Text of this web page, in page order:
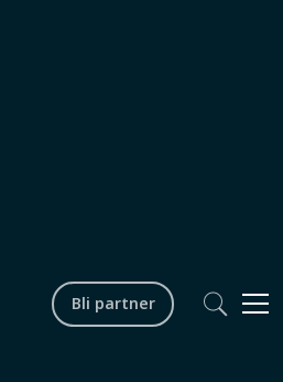
Bli partner
No items found.